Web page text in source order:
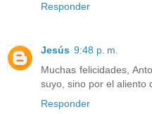
Responder
Jesús 9:48 p. m.
Muchas felicidades,
suyo, sino por el aliento
Responder